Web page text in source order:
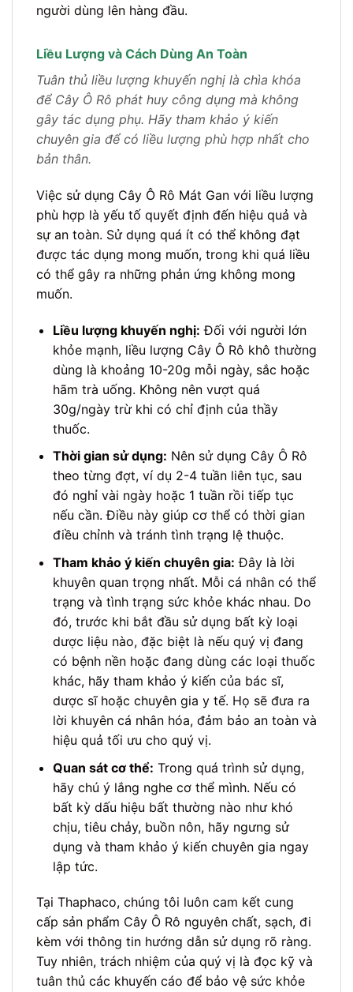
người dùng lên hàng đầu.
Liều Lượng và Cách Dùng An Toàn
Tuân thủ liều lượng khuyến nghị là chìa khóa
để Cây Ô Rô phát huy công dụng mà không
gây tác dụng phụ. Hãy tham khảo ý kiến
chuyên gia để có liều lượng phù hợp nhất cho
bản thân.
Việc sử dụng Cây Ô Rô Mát Gan với liều lượng
phù hợp là yếu tố quyết định đến hiệu quả và
sự an toàn. Sử dụng quá ít có thể không đạt
được tác dụng mong muốn, trong khi quá liều
có thể gây ra những phản ứng không mong
muốn.
Liều lượng khuyến nghị: Đối với người lớn
khỏe mạnh, liều lượng Cây Ô Rô khô thường
dùng là khoảng 10-20g mỗi ngày, sắc hoặc
hãm trà uống. Không nên vượt quá
30g/ngày trừ khi có chỉ định của thầy
thuốc.
Thời gian sử dụng: Nên sử dụng Cây Ô Rô
theo từng đợt, ví dụ 2-4 tuần liên tục, sau
đó nghỉ vài ngày hoặc 1 tuần rồi tiếp tục
nếu cần. Điều này giúp cơ thể có thời gian
điều chỉnh và tránh tình trạng lệ thuộc.
Tham khảo ý kiến chuyên gia: Đây là lời
khuyên quan trọng nhất. Mỗi cá nhân có thể
trạng và tình trạng sức khỏe khác nhau. Do
đó, trước khi bắt đầu sử dụng bất kỳ loại
dược liệu nào, đặc biệt là nếu quý vị đang
có bệnh nền hoặc đang dùng các loại thuốc
khác, hãy tham khảo ý kiến của bác sĩ,
dược sĩ hoặc chuyên gia y tế. Họ sẽ đưa ra
lời khuyên cá nhân hóa, đảm bảo an toàn và
hiệu quả tối ưu cho quý vị.
Quan sát cơ thể: Trong quá trình sử dụng,
hãy chú ý lắng nghe cơ thể mình. Nếu có
bất kỳ dấu hiệu bất thường nào như khó
chịu, tiêu chảy, buồn nôn, hãy ngưng sử
dụng và tham khảo ý kiến chuyên gia ngay
lập tức.
Tại Thaphaco, chúng tôi luôn cam kết cung
cấp sản phẩm Cây Ô Rô nguyên chất, sạch, đi
kèm với thông tin hướng dẫn sử dụng rõ ràng.
Tuy nhiên, trách nhiệm của quý vị là đọc kỹ và
tuân thủ các khuyến cáo để bảo vệ sức khỏe